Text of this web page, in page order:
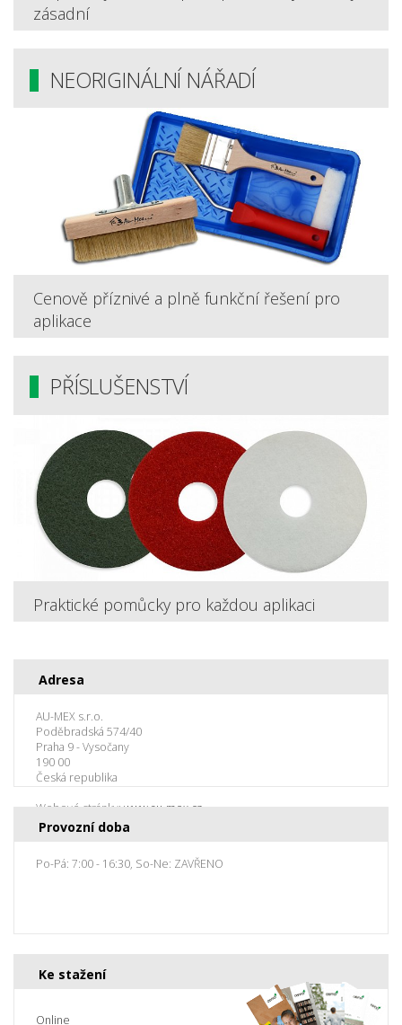
zásadní
NEORIGINÁLNÍ NÁŘADÍ
Cenově příznivé a plně funkční řešení pro
aplikace
PŘÍSLUŠENSTVÍ
Praktické pomůcky pro každou aplikaci
Adresa
AU-MEX s.r.o.
Poděbradská 574/40
Praha 9 - Vysočany
190 00
Česká republika
Webové stránky: www.au-mex.cz
Provozní doba
Po-Pá: 7:00 - 16:30, So-Ne: ZAVŘENO
Ke stažení
Online